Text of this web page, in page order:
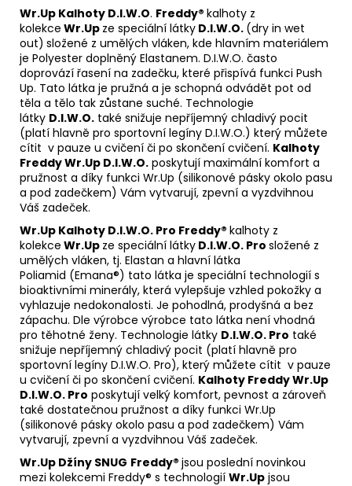
Wr.Up Kalhoty D.I.W.O. Freddy® kalhoty z
kolekce Wr.Up ze speciální látky D.I.W.O. (dry in wet
out) složené z umělých vláken, kde hlavním materiálem
je Polyester doplněný Elastanem. D.I.W.O. často
doprovází řasení na zadečku, které přispívá funkci Push
Up. Tato látka je pružná a je schopná odvádět pot od
těla a tělo tak zůstane suché. Technologie
látky D.I.W.O. také snižuje nepříjemný chladivý pocit
(platí hlavně pro sportovní legíny D.I.W.O.) který můžete
cítit v pauze u cvičení či po skončení cvičení. Kalhoty
Freddy Wr.Up D.I.W.O. poskytují maximální komfort a
pružnost a díky funkci Wr.Up (silikonové pásky okolo pasu
a pod zadečkem) Vám vytvarují, zpevní a vyzdvihnou
Váš zadeček.
Wr.Up Kalhoty D.I.W.O. Pro Freddy® kalhoty z
kolekce Wr.Up ze speciální látky D.I.W.O. Pro složené z
umělých vláken, tj. Elastan a hlavní látka
Poliamid (Emana®) tato látka je speciální technologií s
bioaktivními minerály, která vylepšuje vzhled pokožky a
vyhlazuje nedokonalosti. Je pohodlná, prodyšná a bez
zápachu. Dle výrobce výrobce tato látka není vhodná
pro těhotné ženy. Technologie látky D.I.W.O. Pro také
snižuje nepříjemný chladivý pocit (platí hlavně pro
sportovní legíny D.I.W.O. Pro), který můžete cítit v pauze
u cvičení či po skončení cvičení. Kalhoty Freddy Wr.Up
D.I.W.O. Pro poskytují velký komfort, pevnost a zároveň
také dostatečnou pružnost a díky funkci Wr.Up
(silikonové pásky okolo pasu a pod zadečkem) Vám
vytvarují, zpevní a vyzdvihnou Váš zadeček.
Wr.Up Džíny SNUG Freddy® jsou poslední novinkou
mezi kolekcemi Freddy® s technologií Wr.Up jsou